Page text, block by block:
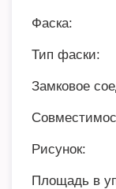
Фаска:
Тип фаски:
Замковое
Рисунок:
Площадь в